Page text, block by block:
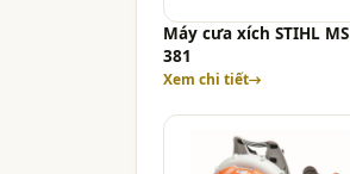
Máy cưa xích STIHL MS
381
Xem chi tiết